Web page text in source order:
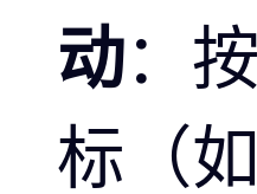
动：
标（